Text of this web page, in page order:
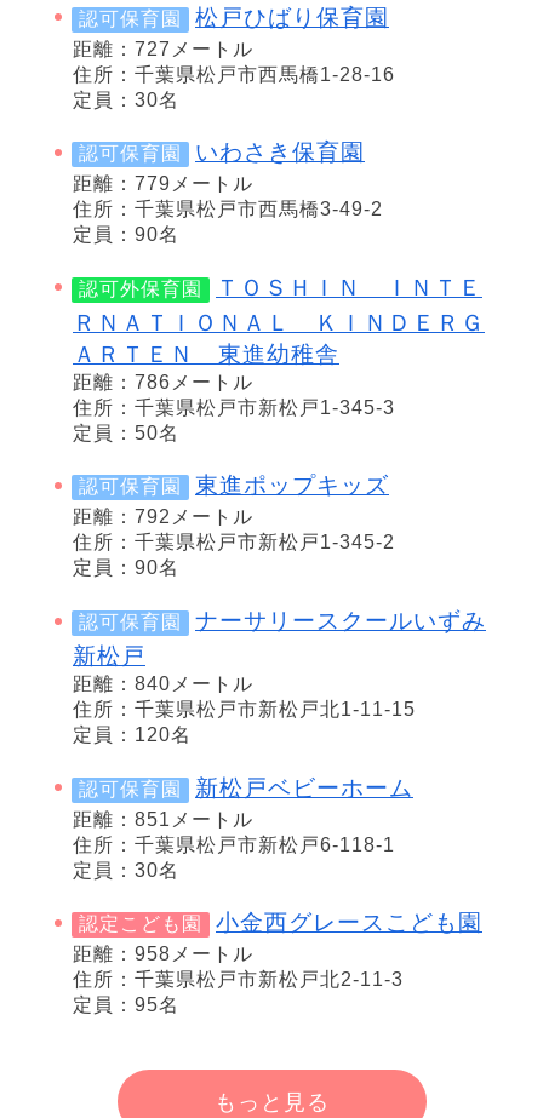
認可保育園 松戸ひばり保育園
距離：727メートル
住所：千葉県松戸市西馬橋1-28-16
定員：30名
認可保育園 いわさき保育園
距離：779メートル
住所：千葉県松戸市西馬橋3-49-2
定員：90名
認可外保育園
ＴＯＳＨＩＮ ＩＮＴＥ
ＲＮＡＴＩＯＮＡＬ ＫＩＮＤＥＲＧ
ＡＲＴＥＮ 東進幼稚舎
距離：786メートル
住所：千葉県松戸市新松戸1-345-3
定員：50名
認可保育園 東進ポップキッズ
距離：792メートル
住所：千葉県松戸市新松戸1-345-2
定員：90名
認可保育園
ナーサリースクールいずみ
新松戸
距離：840メートル
住所：千葉県松戸市新松戸北1-11-15
定員：120名
認可保育園 新松戸ベビーホーム
距離：851メートル
住所：千葉県松戸市新松戸6-118-1
定員：30名
認定こども園 小金西グレースこども園
距離：958メートル
住所：千葉県松戸市新松戸北2-11-3
定員：95名
もっと見る